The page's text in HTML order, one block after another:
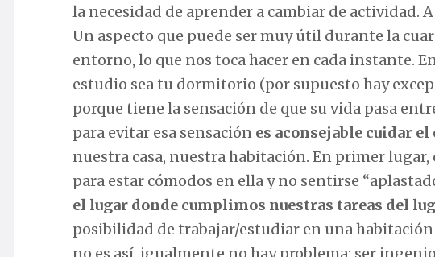
la necesidad de aprender a cambiar de actividad.
Un aspecto que puede ser muy útil durante la
entorno, lo que nos toca hacer en cada instante.
estudio sea tu dormitorio (por supuesto hay
porque tiene la sensación de que su vida pasa
para evitar esa sensación es aconsejable cuidar
nuestra casa, nuestra habitación. En primer lugar,
para estar cómodos en ella y no sentirse
el lugar donde cumplimos nuestras tareas del
posibilidad de trabajar/estudiar en una